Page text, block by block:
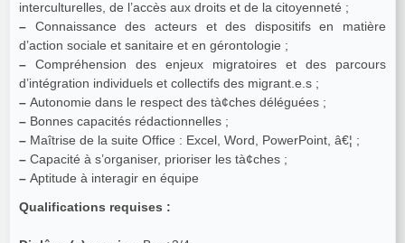
interculturelles, de l’accès aux droits et de la citoyenneté ;
– Connaissance des acteurs et des dispositifs en matière
d’action sociale et sanitaire et en gérontologie ;
– Compréhension des enjeux migratoires et des parcours
d’intégration individuels et collectifs des migrant.e.s ;
– Autonomie dans le respect des tà¢ches déléguées ;
– Bonnes capacités rédactionnelles ;
– Maîtrise de la suite Office : Excel, Word, PowerPoint, â€¦ ;
– Capacité à s’organiser, prioriser les tà¢ches ;
– Aptitude à interagir en équipe
Qualifications requises :